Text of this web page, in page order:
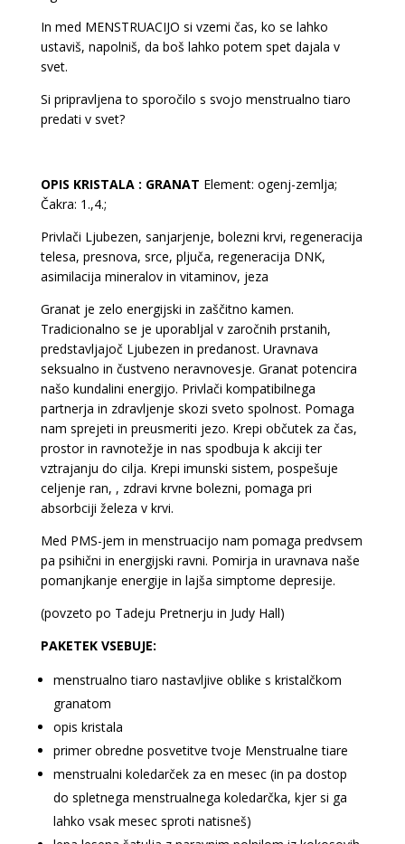
In med MENSTRUACIJO si vzemi čas, ko se lahko
ustaviš, napolniš, da boš lahko potem spet dajala v
svet.
Si pripravljena to sporočilo s svojo menstrualno tiaro
predati v svet?
OPIS KRISTALA : GRANAT Element: ogenj-zemlja;
Čakra: 1.,4.;
Privlači Ljubezen, sanjarjenje, bolezni krvi, regeneracija
telesa, presnova, srce, pljuča, regeneracija DNK,
asimilacija mineralov in vitaminov, jeza
Granat je zelo energijski in zaščitno kamen.
Tradicionalno se je uporabljal v zaročnih prstanih,
predstavljajoč Ljubezen in predanost. Uravnava
seksualno in čustveno neravnovesje. Granat potencira
našo kundalini energijo. Privlači kompatibilnega
partnerja in zdravljenje skozi sveto spolnost. Pomaga
nam sprejeti in preusmeriti jezo. Krepi občutek za čas,
prostor in ravnotežje in nas spodbuja k akciji ter
vztrajanju do cilja. Krepi imunski sistem, pospešuje
celjenje ran, , zdravi krvne bolezni, pomaga pri
absorbciji železa v krvi.
Med PMS-jem in menstruacijo nam pomaga predvsem
pa psihični in energijski ravni. Pomirja in uravnava naše
pomanjkanje energije in lajša simptome depresije.
(povzeto po Tadeju Pretnerju in Judy Hall)
PAKETEK VSEBUJE:
menstrualno tiaro nastavljive oblike s kristalčkom
granatom
opis kristala
primer obredne posvetitve tvoje Menstrualne tiare
menstrualni koledarček za en mesec (in pa dostop
do spletnega menstrualnega koledarčka, kjer si ga
lahko vsak mesec sproti natisneš)